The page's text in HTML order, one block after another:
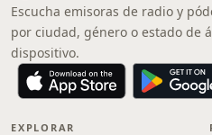
Escucha emisoras de radio y
por ciudad, género o estado
dispositivo.
EXPLORAR